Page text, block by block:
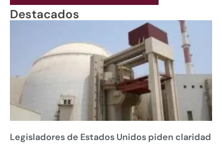
Destacados
Legisladores de Estados Unidos piden claridad